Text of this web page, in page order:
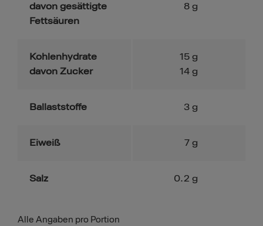
davon gesättigte
Fettsäuren
8 g
Kohlenhydrate
davon Zucker
15 g
14 g
Ballaststoffe 3 g
Eiweiß 7 g
Salz 0.2 g
Alle Angaben pro Portion